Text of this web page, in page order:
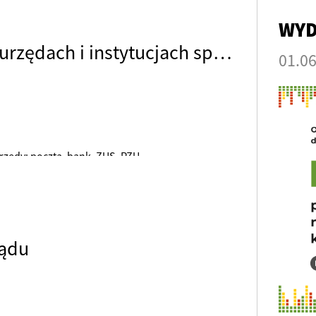
Opinie robotników przemysłu o urzędach i instytucjach społecznych
poczta, bank, ZUS, PZU